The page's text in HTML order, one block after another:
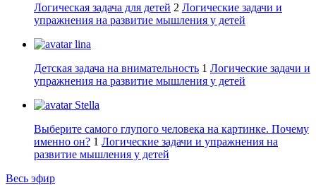
Логическая задача для детей 2 Логические задачи и
упражнения на развитие мышления у детей
lina
Детская задача на внимательность 1 Логические задачи и
упражнения на развитие мышления у детей
Stella
Выберите самого глупого человека на картинке. Почему
именно он? 1 Логические задачи и упражнения на
развитие мышления у детей
Весь эфир